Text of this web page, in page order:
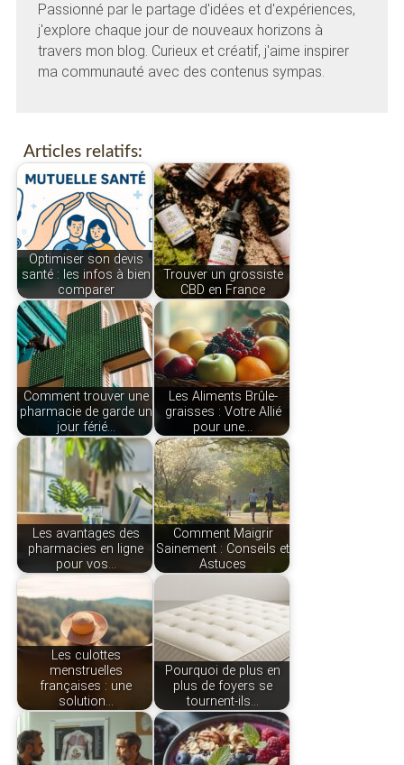
Passionné par le partage d'idées et d'expériences,
j'explore chaque jour de nouveaux horizons à
travers mon blog. Curieux et créatif, j'aime inspirer
ma communauté avec des contenus sympas.
Articles relatifs:
Optimiser son devis
santé : les infos à bien
comparer
Trouver un grossiste
CBD en France
Comment trouver une
pharmacie de garde un
jour férié…
Les Aliments Brûle-
graisses : Votre Allié
pour une…
Les avantages des
pharmacies en ligne
pour vos…
Comment Maigrir
Sainement : Conseils et
Astuces
Les culottes
menstruelles
françaises : une
solution…
Pourquoi de plus en
plus de foyers se
tournent-ils…